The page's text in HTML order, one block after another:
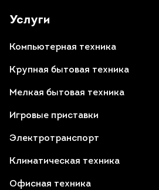
Услуги
Компьютерная техника
Крупная бытовая техника
Мелкая бытовая техника
Игровые приставки
Электротранспорт
Климатическая техника
Офисная техника